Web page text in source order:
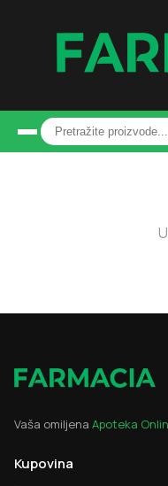
Vaša omiljena Apoteka
Kupovina